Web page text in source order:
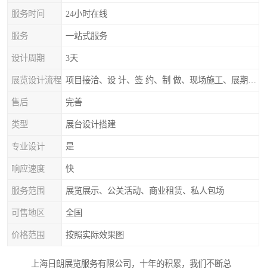
服务时间 24小时在线
服务 一站式服务
设计周期 3天
展览设计流程
售后 完善
类型 展台设计搭建
专业设计 是
响应速度 快
服务范围 展览展示、公关活动、商业租赁、私人包场
可售地区 全国
价格范围 按照实际效果图
上海日朗展览服务有限公司，十年的积累，我们不断总